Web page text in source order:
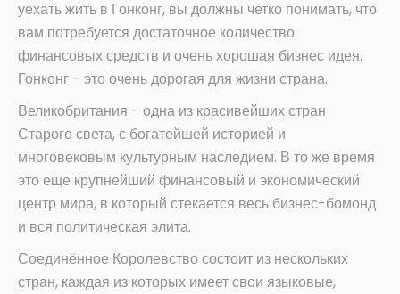
уехать жить в Гонконг, вы должны четко понимать, что
вам потребуется достаточное количество
финансовых средств и очень хорошая бизнес идея.
Гонконг - это очень дорогая для жизни страна.
Великобритания - одна из красивейших стран
Старого света, с богатейшей историей и
многовековым культурным наследием. В то же время
это еще крупнейший финансовый и экономический
центр мира, в который стекается весь бизнес-бомонд
и вся политическая элита.
Соединённое Королевство состоит из нескольких
стран, каждая из которых имеет свои языковые,